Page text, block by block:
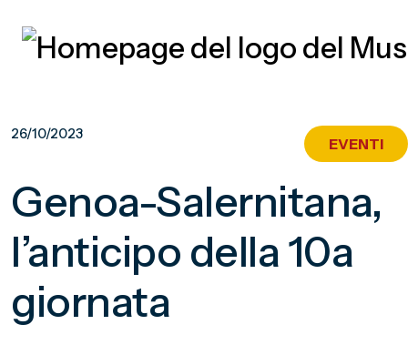
26/10/2023
EVENTI
Genoa-Salernitana,
l’anticipo della 10a
giornata